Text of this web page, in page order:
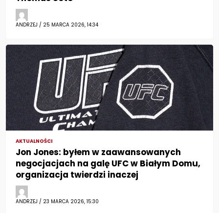
ANDRZEJ / 25 MARCA 2026, 14:34
AKTUALNOŚCI
Jon Jones: byłem w zaawansowanych
negocjacjach na galę UFC w Białym Domu,
organizacja twierdzi inaczej
ANDRZEJ / 23 MARCA 2026, 15:30